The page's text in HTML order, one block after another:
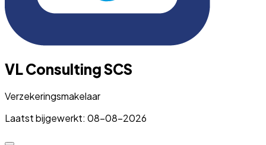
VL Consulting SCS
Verzekeringsmakelaar
Laatst bijgewerkt: 08-08-2026